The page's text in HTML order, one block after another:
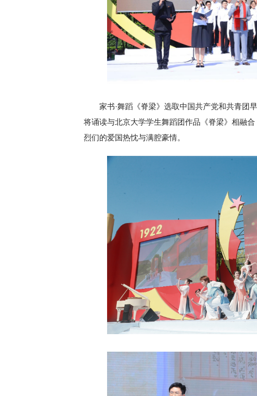
家书·舞蹈《脊梁》选取中国共产党和共青团
将诵读与北京大学学生舞蹈团作品《脊梁》相融
烈们的爱国热忱与满腔豪情。